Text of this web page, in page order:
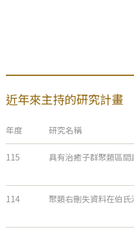
近年來主持的研究計畫
年度 研究名稱
115 具有治癒子群聚類區
114 聚類右刪失資料在伯